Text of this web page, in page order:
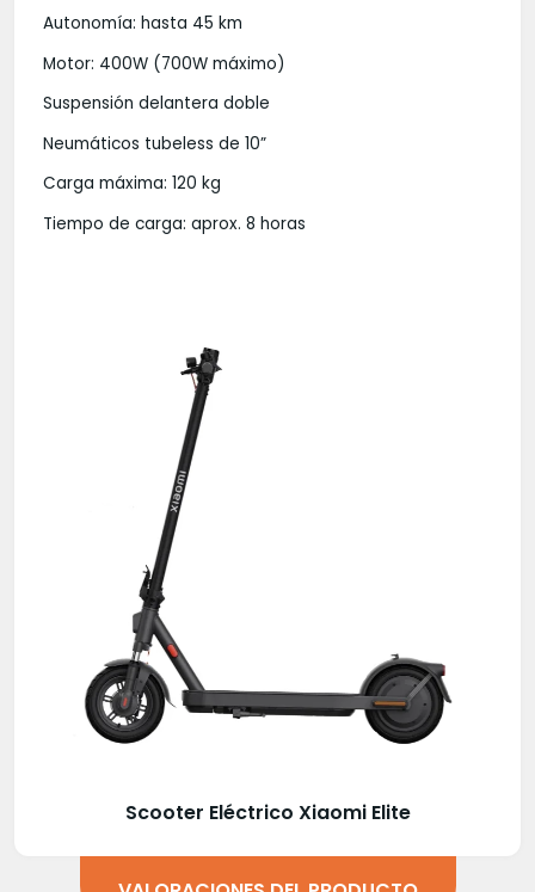
Autonomía: hasta 45 km
Motor: 400W (700W máximo)
Suspensión delantera doble
Neumáticos tubeless de 10”
Carga máxima: 120 kg
Tiempo de carga: aprox. 8 horas
Scooter Eléctrico Xiaomi Elite